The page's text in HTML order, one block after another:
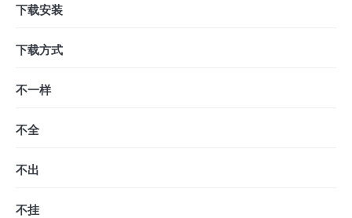
下载安装
下载方式
不一样
不全
不出
不挂